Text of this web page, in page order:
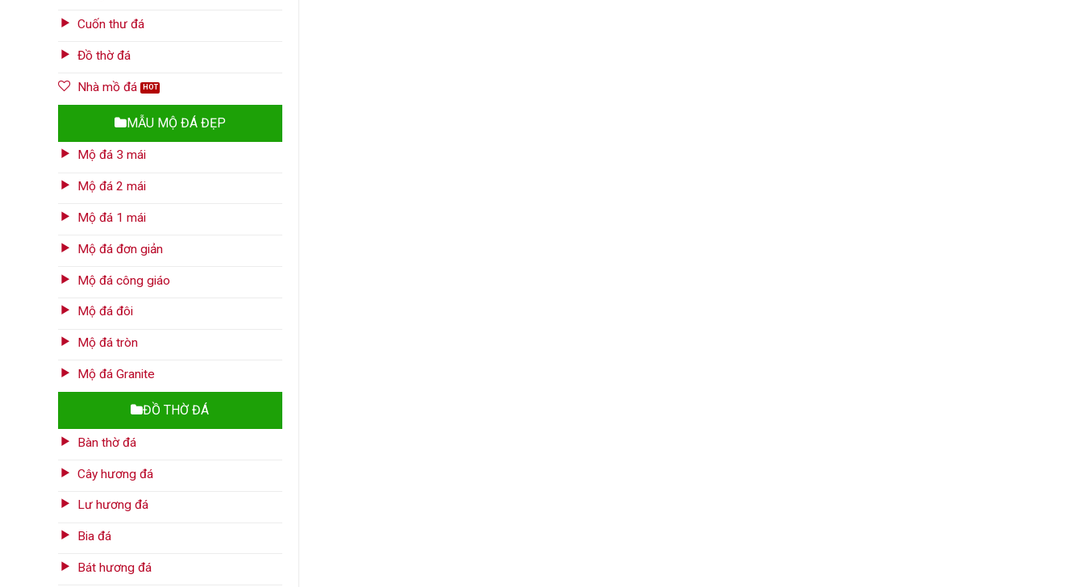
Cuốn thư đá
Đồ thờ đá
Nhà mồ đá
MẪU MỘ ĐÁ ĐẸP
Mộ đá 3 mái
Mộ đá 2 mái
Mộ đá 1 mái
Mộ đá đơn giản
Mộ đá công giáo
Mộ đá đôi
Mộ đá tròn
Mộ đá Granite
ĐỒ THỜ ĐÁ
Bàn thờ đá
Cây hương đá
Lư hương đá
Bia đá
Bát hương đá